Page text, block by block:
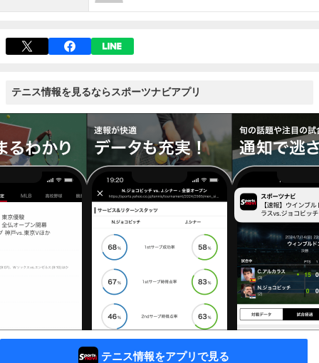
テニス情報を見るならスポーツナビアプリ
テニス情報をアプリで見る